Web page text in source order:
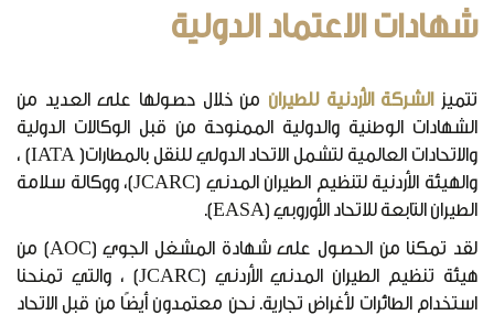
شهادات الاعتماد الدولية
تتميز الشركة الأردنية للطيران من خلال حصولها على العديد من
الشهادات الوطنية والدولية الممنوحة من قبل الوكالات الدولية
والاتحادات العالمية لتشمل الاتحاد الدولي للنقل بالمطارات( IATA) ،
والهيئة الأردنية لتنظيم الطيران المدني (JCARC)، ووكالة سلامة
الطيران التابعة للاتحاد الأوروبي (EASA).
لقد تمكنا من الحصول على شهادة المشغل الجوي (AOC) من
هيئة تنظيم الطيران المدني الأردني (JCARC) ، والتي تمنحنا
استخدام الطائرات لأغراض تجارية. نحن معتمدون أيضًا من قبل الاتحاد